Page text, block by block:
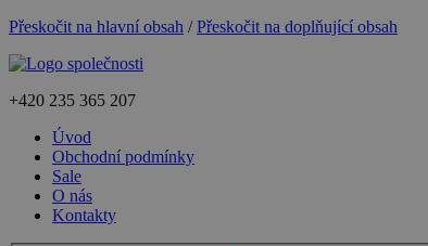
Přeskočit na hlavní obsah /Přeskočit na doplňující obsah
+420 235 365 207
Úvod
Obchodní podmínky
Sale
O nás
Kontakty